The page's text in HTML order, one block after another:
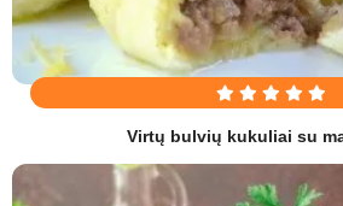
Virtų bulvių kukuliai su